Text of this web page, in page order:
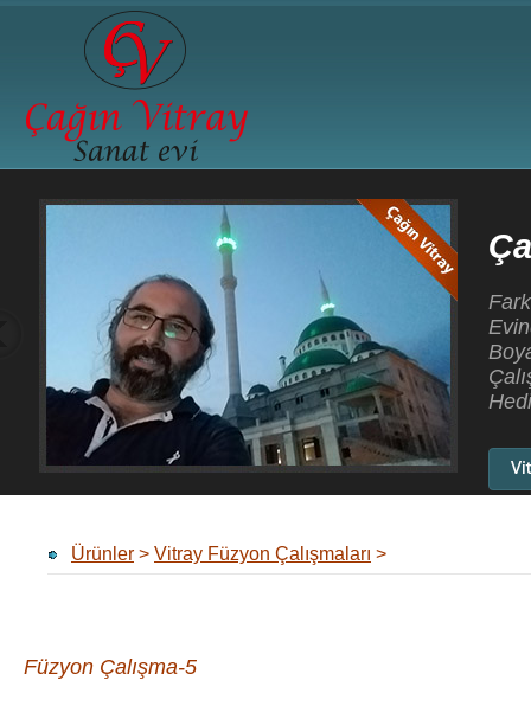
Çağın Vitray Sanatevi
Farklı Tarzlar, Değişik renkler, Yeni Teknikler, Çağın
Evinde... Mozaik Vitray, Tiffany Vitray, Kurşunlu
Boyama Vitray, Tavan Vitrayları, Cami Vitray
Çalışmaları, Asit Gravür Çalışmaları, Dekoratif
Hediyelik Obje ve Biblolar...
Ürünler > Vitray Füzyon Çalışmaları >
Füzyon Çalışma-5